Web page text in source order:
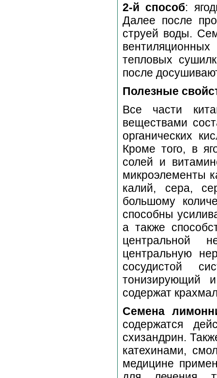
2-й способ:
Далее после
струей воды.
тепловых
после
Полезные
Все части
веществами
органических
Кроме того, в
солей и
микроэлементы
калий, сера,
большому
способны
а также
центральной
центральную
сосудистой
тонизирующий
содержат
Семена
содержатся
схизандрин.
катехинами,
медицине